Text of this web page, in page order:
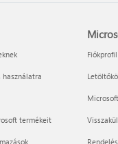
használatra
termékeit
Fiókprofil